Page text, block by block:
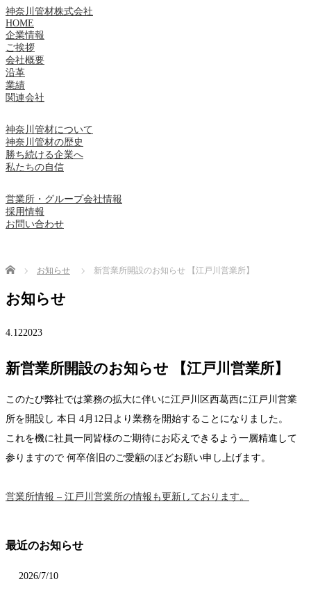
神奈川管材株式会社
HOME
企業情報
ご挨拶
会社概要
沿革
業績
関連会社
神奈川管材について
神奈川管材の歴史
勝ち続ける企業へ
私たちの自信
営業所・グループ会社情報
採用情報
お問い合わせ
Home お知らせ 新営業所開設のお知らせ 【江戸川営業所】
お知らせ
4.122023
新営業所開設のお知らせ 【江戸川営業所】
このたび弊社では業務の拡大に伴いに江戸川区西葛西に江戸川営業
所を開設し 本日 4月12日より業務を開始することになりました。
これを機に社員一同皆様のご期待にお応えできるよう一層精進して
参りますので 何卒倍旧のご愛顧のほどお願い申し上げます。
営業所情報 – 江戸川営業所の情報も更新しております。
最近のお知らせ
2026/7/10